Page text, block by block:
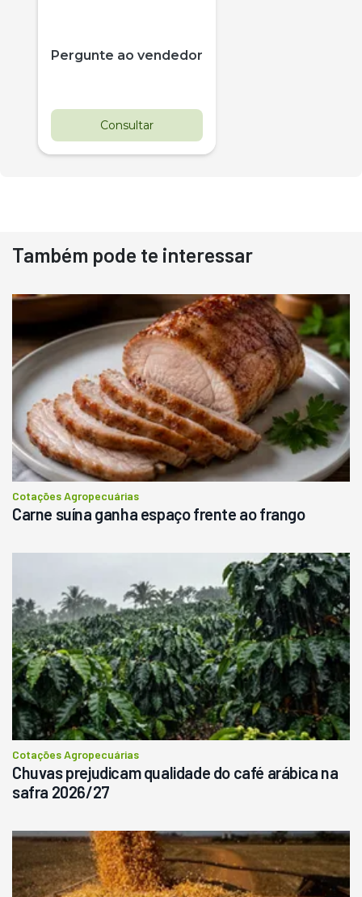
Pergunte ao vendedor
Consultar
Destaque
Usado
Pá Carregadeira Cat 966
Ano 1987
Londrina
R$ 145.000
Consultar
Também pode te interessar
Cotações Agropecuárias
Carne suína ganha espaço frente ao frango
Cotações Agropecuárias
Chuvas prejudicam qualidade do café arábica na
safra 2026/27